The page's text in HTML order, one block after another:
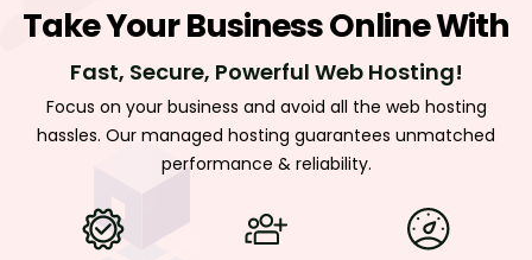
TakeYour BusinessOnline With
Fast, Secure, Powerful Web Hosting!
Focus on your business and avoid all the web hosting
hassles. Our managed hosting guarantees unmatched
performance & reliability.